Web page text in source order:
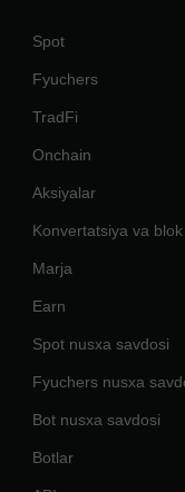
Spot
Fyuchers
TradFi
Onchain
Aksiyalar
Konvertatsiya va
Marja
Earn
Spot nusxa savdosi
Fyuchers nusxa
Bot nusxa savdosi
Botlar